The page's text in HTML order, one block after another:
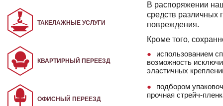
В распоряжении
средств различных
повреждения.
Кроме того,
использованием
возможность
эластичных
подбором
прочная стрейч-
ТАКЕЛАЖНЫЕ УСЛУГИ
КВАРТИРНЫЙ ПЕРЕЕЗД
ОФИСНЫЙ ПЕРЕЕЗД